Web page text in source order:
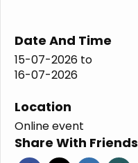
Date And Time
15-07-2026 to
16-07-2026
Location
Online event
Share With Friends